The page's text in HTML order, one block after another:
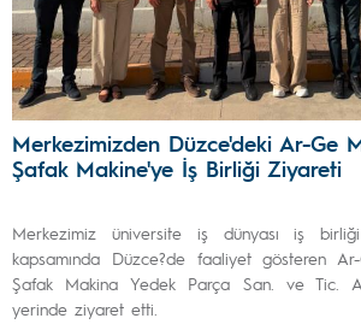
Merkezimizden Düzce'deki Ar-Ge
Şafak Makine'ye İş Birliği Ziyareti
Merkezimiz üniversite iş dünyası iş
kapsamında Düzce?de faaliyet gösteren
Şafak Makina Yedek Parça San. ve Tic.
yerinde ziyaret etti.